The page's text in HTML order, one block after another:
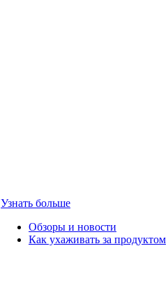
Узнать больше
Обзоры и новости
Как ухаживать за продуктом